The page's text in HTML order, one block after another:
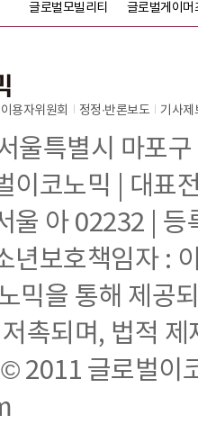
글로벌모빌리티 글로벌게이머
이용자위원회 정정∙반론보도 기사제
울특별시 마포
이코노믹 | 대표
울 아 02232 | 등
년보호책임자 :
믹을 통해 제공
촉되며, 법적
2011 글로벌